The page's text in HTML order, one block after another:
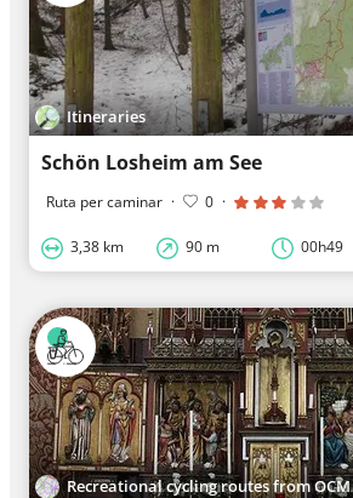
Itineraries
Schön Losheim am See
Ruta per caminar · 0 ·
3,38 km 90 m 00h49
Recreational cycling routes from OCM